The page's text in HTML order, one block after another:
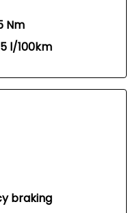
Nm
l/100km
braking